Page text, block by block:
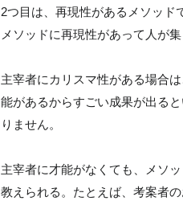
2つ目は、再現性があるメソッド
メソッドに再現性があって人が
主宰者にカリスマ性がある場合
能があるからすごい成果が出る
りません。
主宰者に才能がなくても、メソ
教えられる。たとえば、考案者